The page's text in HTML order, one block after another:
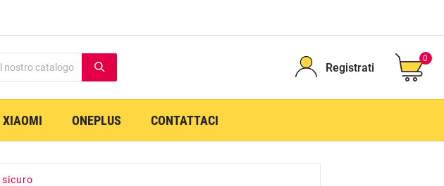
Registrati
0
XIAOMI ONEPLUS CONTATTACI
sicuro